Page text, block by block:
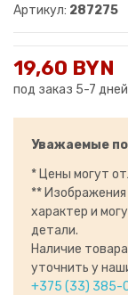
Артикул: 287275
19,60 BYN
под заказ 5-7 дней
Уважаемые
* Цены могут
**
характер и
детали.
Наличие
уточнить у
+375 (33) 385-